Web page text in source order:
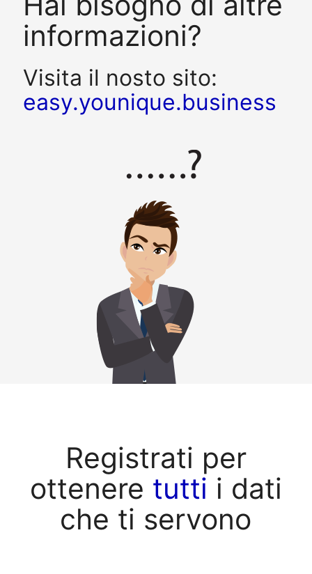
informazioni?
Visita il nosto sito:
easy.younique.business
Registrati per
ottenere tutti i dati
che ti servono